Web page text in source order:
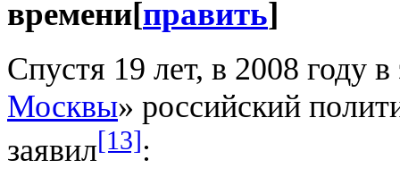
времени[править]
Спустя 19 лет, в 2008 году
Москвы» российский
заявил[13]: